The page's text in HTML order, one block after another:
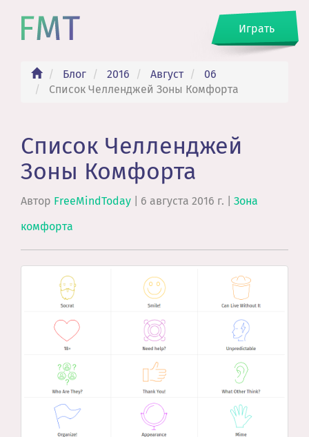
Играть
Блог 2016 Август
06
Список Челленджей Зоны Комфорта
Список Челленджей
Зоны Комфорта
Автор FreeMindToday 6 августа 2016 г.
Зона
комфорта